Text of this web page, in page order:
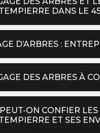
DANS LE
D’ARBRES :
DES ARBRES À
ON CONFIER
ET SES